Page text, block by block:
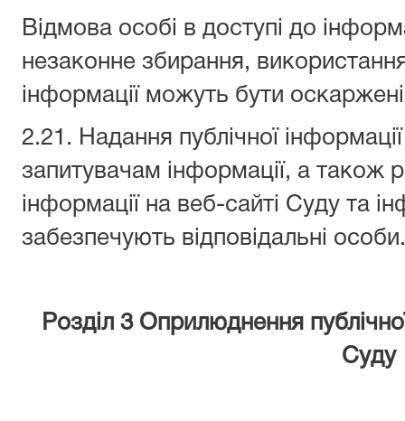
Відмова особі в доступі до
незаконне збирання,
інформації можуть бути
2.21. Надання публічної
запитувачам інформації, а також
інформації на веб-сайті Суду та
забезпечують відповідальні особи.
Розділ 3 Оприлюднення
Суду